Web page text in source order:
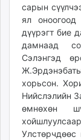
сарын
ял
дүүрэгт бие
дамнаад
Сэлэнгэд
хорьсон.
Нийслэлийн
өмнөхөн